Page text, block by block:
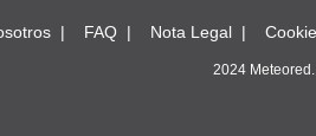
FAQ Nota Legal
2024